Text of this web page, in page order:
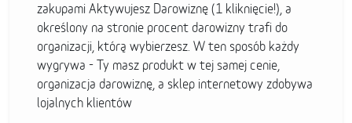
zakupami Aktywujesz Darowiznę (1 kliknięcie!), a
określony na stronie procent darowizny trafi do
organizacji, którą wybierzesz. W ten sposób każdy
wygrywa - Ty masz produkt w tej samej cenie,
organizacja darowiznę, a sklep internetowy zdobywa
lojalnych klientów